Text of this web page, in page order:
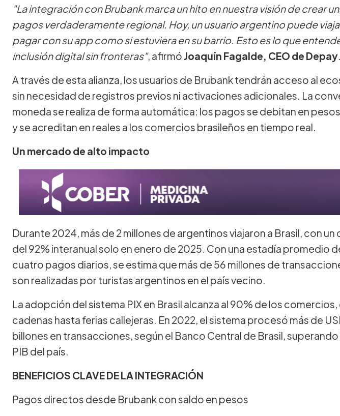
"La integración con Brubank marca un hito en nuestra visión de crear
pagos verdaderamente regional. Hoy, un usuario argentino puede
pagar con su app como si estuviera en su barrio. Esto es lo que
inclusión digital sin fronteras", afirmó Joaquín Fagalde, CEO de Depay.
A través de esta alianza, los usuarios de Brubank tendrán acceso al
sin necesidad de registros previos ni activaciones adicionales. La
moneda se realiza de forma automática: los pagos se debitan en
y se acreditan en reales a los comercios brasileños en tiempo real.
Un mercado de alto impacto
Durante 2024, más de 2 millones de argentinos viajaron a Brasil, con
del 92% interanual solo en enero de 2025. Con una estadía promedio
cuatro pagos diarios, se estima que más de 56 millones de
son realizadas por turistas argentinos en el país vecino.
La adopción del sistema PIX en Brasil alcanza al 90% de los
cadenas hasta ferias callejeras. En 2022, el sistema procesó más de
billones en transacciones, según el Banco Central de Brasil, superando
PIB del país.
BENEFICIOS CLAVE DE LA INTEGRACIÓN
Pagos directos desde Brubank con saldo en pesos